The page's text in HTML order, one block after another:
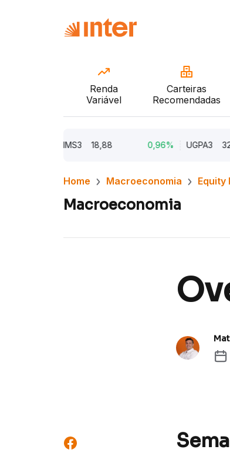
Renda
Variável
Carteiras
Recomendadas
18,88 0,96% UGPA3 32,66
Home Macroeconomia Equity
Macroeconomia